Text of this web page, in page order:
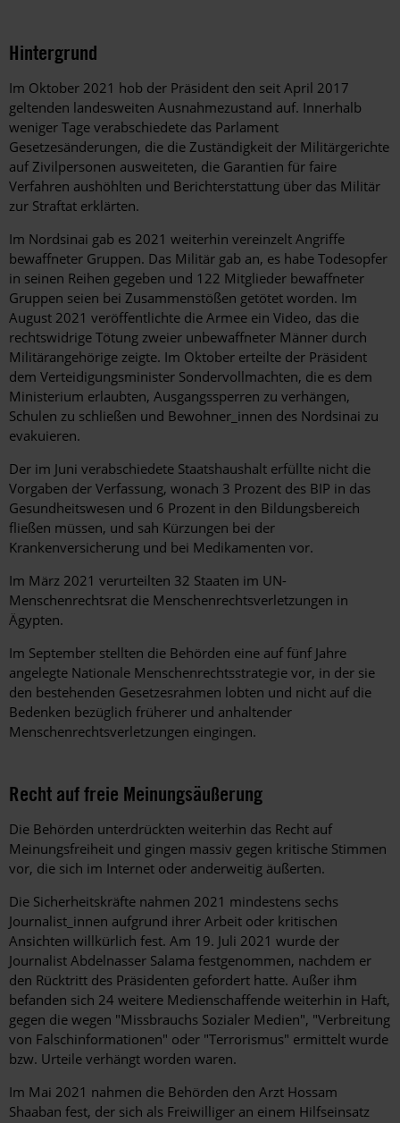
Hintergrund
Im Oktober 2021 hob der Präsident den seit April 2017
geltenden landesweiten Ausnahmezustand auf. Innerhalb
weniger Tage verabschiedete das Parlament
Gesetzesänderungen, die die Zuständigkeit der Militärgerichte
auf Zivilpersonen ausweiteten, die Garantien für faire
Verfahren aushöhlten und Berichterstattung über das Militär
zur Straftat erklärten.
Im Nordsinai gab es 2021 weiterhin vereinzelt Angriffe
bewaffneter Gruppen. Das Militär gab an, es habe Todesopfer
in seinen Reihen gegeben und 122 Mitglieder bewaffneter
Gruppen seien bei Zusammenstößen getötet worden. Im
August 2021 veröffentlichte die Armee ein Video, das die
rechtswidrige Tötung zweier unbewaffneter Männer durch
Militärangehörige zeigte. Im Oktober erteilte der Präsident
dem Verteidigungsminister Sondervollmachten, die es dem
Ministerium erlaubten, Ausgangssperren zu verhängen,
Schulen zu schließen und Bewohner_innen des Nordsinai zu
evakuieren.
Der im Juni verabschiedete Staatshaushalt erfüllte nicht die
Vorgaben der Verfassung, wonach 3 Prozent des BIP in das
Gesundheitswesen und 6 Prozent in den Bildungsbereich
fließen müssen, und sah Kürzungen bei der
Krankenversicherung und bei Medikamenten vor.
Im März 2021 verurteilten 32 Staaten im UN-
Menschenrechtsrat die Menschenrechtsverletzungen in
Ägypten.
Im September stellten die Behörden eine auf fünf Jahre
angelegte Nationale Menschenrechtsstrategie vor, in der sie
den bestehenden Gesetzesrahmen lobten und nicht auf die
Bedenken bezüglich früherer und anhaltender
Menschenrechtsverletzungen eingingen.
Recht auf freie Meinungsäußerung
Die Behörden unterdrückten weiterhin das Recht auf
Meinungsfreiheit und gingen massiv gegen kritische Stimmen
vor, die sich im Internet oder anderweitig äußerten.
Die Sicherheitskräfte nahmen 2021 mindestens sechs
Journalist_innen aufgrund ihrer Arbeit oder kritischen
Ansichten willkürlich fest. Am 19. Juli 2021 wurde der
Journalist Abdelnasser Salama festgenommen, nachdem er
den Rücktritt des Präsidenten gefordert hatte. Außer ihm
befanden sich 24 weitere Medienschaffende weiterhin in Haft,
gegen die wegen "Missbrauchs Sozialer Medien", "Verbreitung
von Falschinformationen" oder "Terrorismus" ermittelt wurde
bzw. Urteile verhängt worden waren.
Im Mai 2021 nahmen die Behörden den Arzt Hossam
Shaaban fest, der sich als Freiwilliger an einem Hilfseinsatz